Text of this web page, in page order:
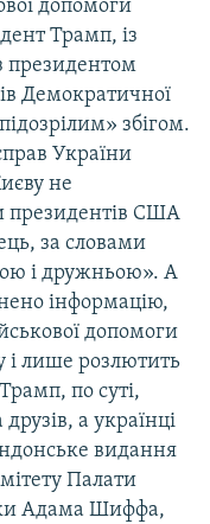
допомоги
Трамп, із
президентом
Демократичної
збігом.
України
не
президентів США
за словами
і дружньою». А
інформацію,
допомоги
і лише розлютить
по суті,
а українці
видання
Палати
Адама Шиффа,